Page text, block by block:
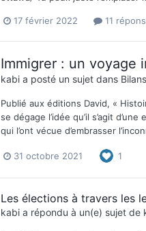
17 février 2022 11
Immigrer : un voyage
kabi a posté un sujet dans
Publié aux éditions David, «
se dégage l’idée qu’il s’agit
qui l’ont vécue d’embrasser
31 octobre 2021 1
Les élections à travers les
kabi a répondu à un(e) sujet de